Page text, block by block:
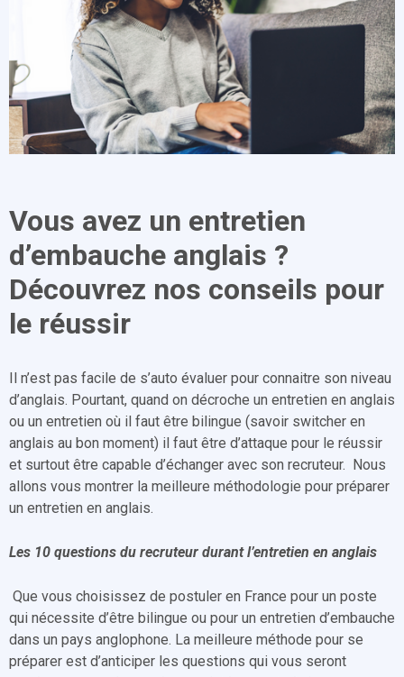
Vous avez un entretien
d’embauche anglais ?
Découvrez nos conseils pour
le réussir
Il n’est pas facile de s’auto évaluer pour connaitre son niveau
d’anglais. Pourtant, quand on décroche un entretien en anglais
ou un entretien où il faut être bilingue (savoir switcher en
anglais au bon moment) il faut être d’attaque pour le réussir
et surtout être capable d’échanger avec son recruteur. Nous
allons vous montrer la meilleure méthodologie pour préparer
un entretien en anglais.
Les 10 questions du recruteur durant l’entretien en anglais
Que vous choisissez de postuler en France pour un poste
qui nécessite d’être bilingue ou pour un entretien d’embauche
dans un pays anglophone. La meilleure méthode pour se
préparer est d’anticiper les questions qui vous seront